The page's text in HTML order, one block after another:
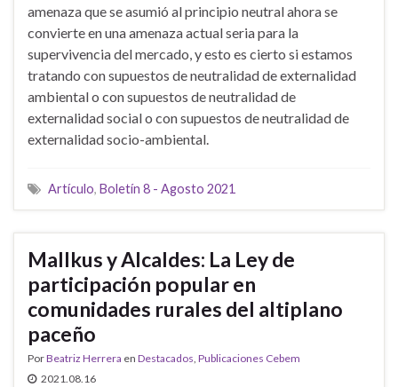
amenaza que se asumió al principio neutral ahora se
convierte en una amenaza actual seria para la
supervivencia del mercado, y esto es cierto si estamos
tratando con supuestos de neutralidad de externalidad
ambiental o con supuestos de neutralidad de
externalidad social o con supuestos de neutralidad de
externalidad socio-ambiental.
Artículo, Boletín 8 - Agosto 2021
Mallkus y Alcaldes: La Ley de
participación popular en
comunidades rurales del altiplano
paceño
PorBeatriz Herrera en Destacados, Publicaciones Cebem
2021.08.16